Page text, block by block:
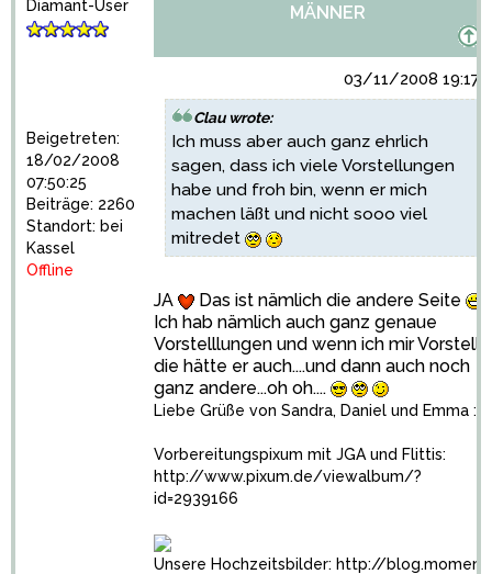
Diamant-User
Beigetreten:
18/02/2008
07:50:25
Beiträge: 2260
Standort: bei
Kassel
Offline
MÄNNER
03/11/2008
Clau wrote:
Ich muss aber auch ganz ehrlich
sagen, dass ich viele Vorstellungen
habe und froh bin, wenn er mich
machen läßt und nicht sooo viel
mitredet
JA
Das ist nämlich die andere Seite
Ich hab nämlich auch ganz genaue
Vorstelllungen und wenn ich mir
die hätte er auch....und dann auch noch
ganz andere...oh oh....
Liebe Grüße von Sandra, Daniel und Emma :)
Vorbereitungspixum mit JGA und Flittis:
http://www.pixum.de/viewalbum/?
id=2939166
Unsere Hochzeitsbilder: http://